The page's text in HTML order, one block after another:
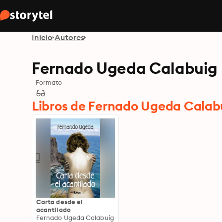
Inicio Autores
Fernado Ugeda Calabuig
Formato
Libros de Fernado Ugeda
Carta desde el
acantilado
Fernado Ugeda Calabuig